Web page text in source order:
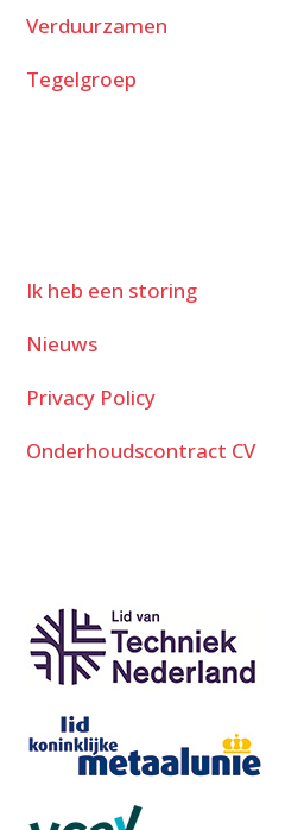
Verduurzamen
Tegelgroep
Ik heb een storing
Nieuws
Privacy Policy
Onderhoudscontract CV